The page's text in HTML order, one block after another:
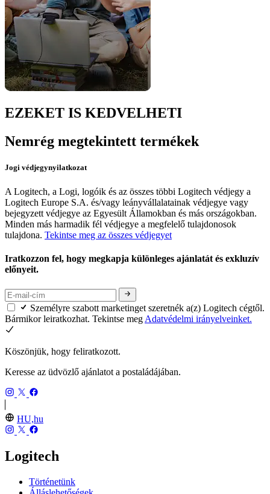
EZEKET IS KEDVELHETI
Nemrég megtekintett termékek
Jogi védjegynyilatkozat
A Logitech, a Logi, logóik és az összes többi Logitech védjegy a
Logitech Europe S.A. és/vagy leányvállalatainak védjegye vagy
bejegyzett védjegye az Egyesült Államokban és más országokban.
Minden más harmadik fél védjegye a megfelelő tulajdonosok
tulajdona. Tekintse meg az összes védjegyet
Iratkozzon fel, hogy megkapja különleges ajánlatát és exkluzív
előnyeit.
Személyre szabott marketinget szeretnék a(z) Logitech cégtől.
Bármikor leiratkozhat. Tekintse meg Adatvédelmi irányelveinket.
Köszönjük, hogy feliratkozott.
Keresse az üdvözlő ajánlatot a postaládájában.
HU,hu
Logitech
Történetünk